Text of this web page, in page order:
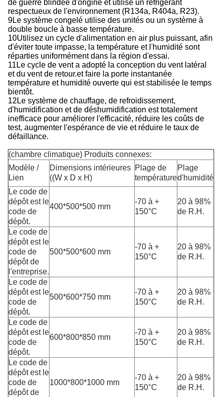
de guerre blindée d'origine et utilise un réfrigérant
respectueux de l'environnement (R134a, R404a, R23).
9Le système congelé utilise des unités ou un système à
double boucle à basse température.
10Utilisez un cycle d'alimentation en air plus puissant, afin
d'éviter toute impasse, la température et l'humidité sont
réparties uniformément dans la région d'essai.
11Le cycle de vent a adopté la conception du vent latéral
et du vent de retour.et faire la porte instantanée
température et humidité ouverte qui est stabilisée le temps
bientôt.
12Le système de chauffage, de refroidissement,
d'humidification et de déshumidification est totalement
inefficace pour améliorer l'efficacité, réduire les coûts de
test, augmenter l'espérance de vie et réduire le taux de
défaillance.
(chambre climatique) Produits connexes:
Modèle /
Lien
Dimensions intérieures
((W x D x H)
Plage de
température
Plage
d'humidité
Le code de
dépôt est le
code de
dépôt.
400*500*500 mm
-70 à +
150°C
20 à 98%
de R.H.
Le code de
dépôt est le
code de
dépôt de
l'entreprise.
500*500*600 mm
-70 à +
150°C
20 à 98%
de R.H.
Le code de
dépôt est le
code de
dépôt.
500*600*750 mm
-70 à +
150°C
20 à 98%
de R.H.
Le code de
dépôt est le
code de
dépôt.
600*800*850 mm
-70 à +
150°C
20 à 98%
de R.H.
Le code de
dépôt est le
code de
dépôt de
1000*800*1000 mm
-70 à +
150°C
20 à 98%
de R.H.